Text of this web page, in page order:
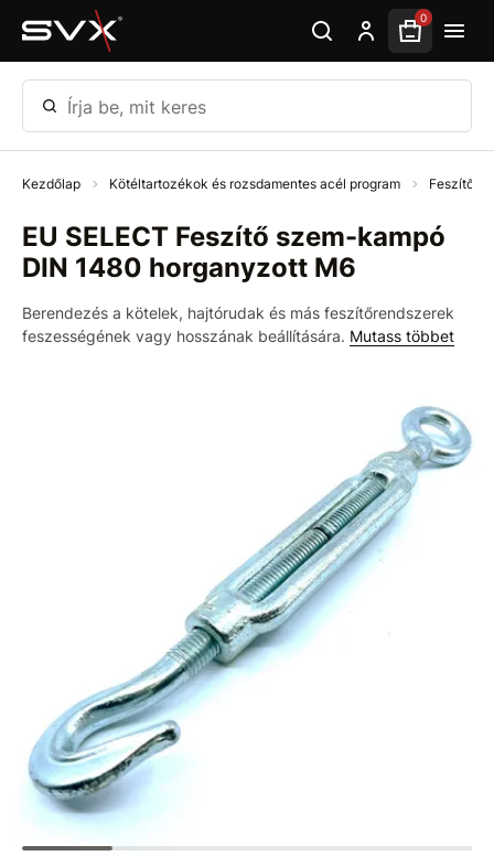
Ugrás az oldal fő részéhez 0
Írja be, mit keres
Kezdőlap Kötéltartozékok és rozsdamentes acél program Feszítők
EU SELECT Feszítő szem-kampó
DIN 1480 horganyzott M6
Berendezés a kötelek, hajtórudak és más feszítőrendszerek
feszességének vagy hosszának beállítására. Mutass többet